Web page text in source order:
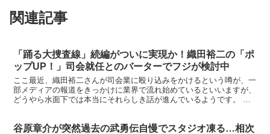
関連記事
「踊る大捜査線」続編がついに実現か！織田裕二の「ポ
ップUP！」司会就任とのバーターでフジが検討中
ここ最近、織田裕二さんが司会業に殴り込みをかけるという噂が、一
部メディアの報道をきっかけに業界で流れ始めているといいますが、
どうやら水面下では本当にそれらしき話が進んでいるようです。 ◆
谷原章介が突然過去の武勇伝自慢でスタジオ凍る…相次